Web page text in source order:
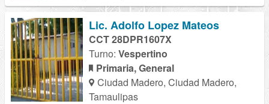
Lic. Adolfo Lopez Mateos
CCT 28DPR1607X
Turno: Vespertino
Primaria, General
Ciudad Madero, Ciudad Madero,
Tamaulipas